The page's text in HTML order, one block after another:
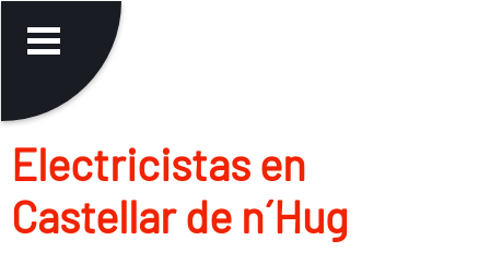
Electricistas en
Castellar de n´Hug